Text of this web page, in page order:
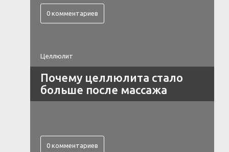
0 комментариев
Целлюлит
Почему целлюлита стало
больше после массажа
0 комментариев